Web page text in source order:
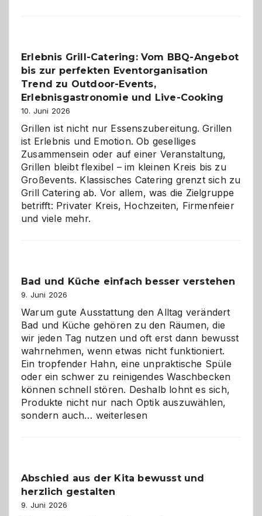
Gelegenheit,
neue
zu
Erlebnis Grill-Catering: Vom BBQ-Angebot
bis zur perfekten Eventorganisation
Trend zu Outdoor-Events,
Erlebnisgastronomie und Live-Cooking
10. Juni 2026
Grillen ist nicht nur Essenszubereitung. Grillen
ist Erlebnis und Emotion. Ob geselliges
Zusammensein oder auf einer Veranstaltung,
Grillen bleibt flexibel – im kleinen Kreis bis zu
Großevents. Klassisches Catering grenzt sich zu
Grill Catering ab. Vor allem, was die Zielgruppe
betrifft: Privater Kreis, Hochzeiten, Firmenfeier
und viele mehr.
Bad und Küche einfach besser verstehen
9. Juni 2026
Warum gute Ausstattung den Alltag verändert
Bad und Küche gehören zu den Räumen, die
wir jeden Tag nutzen und oft erst dann bewusst
wahrnehmen, wenn etwas nicht funktioniert.
Ein tropfender Hahn, eine unpraktische Spüle
oder ein schwer zu reinigendes Waschbecken
können schnell stören. Deshalb lohnt es sich,
Produkte nicht nur nach Optik auszuwählen,
sondern auch… Bad
verstehen
weiterlesen
Abschied aus der Kita bewusst und
herzlich gestalten
9. Juni 2026